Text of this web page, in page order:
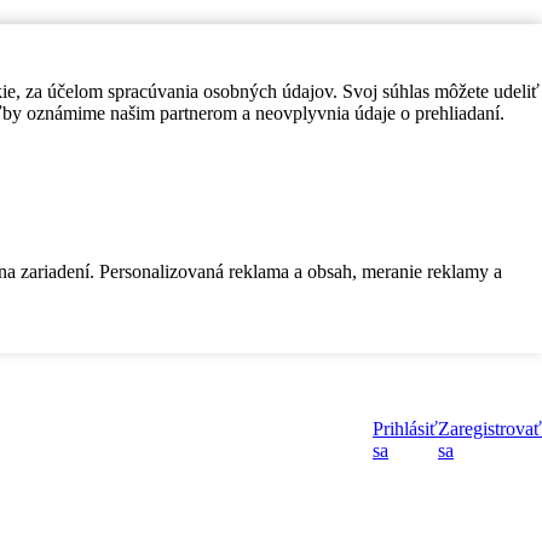
za účelom spracúvania osobných údajov. Svoj súhlas môžete udeliť
oznámime našim partnerom a neovplyvnia údaje o prehliadaní.
Personalizovaná reklama a obsah, meranie reklamy a
Prihlásiť
sa
Zaregistrovať
sa